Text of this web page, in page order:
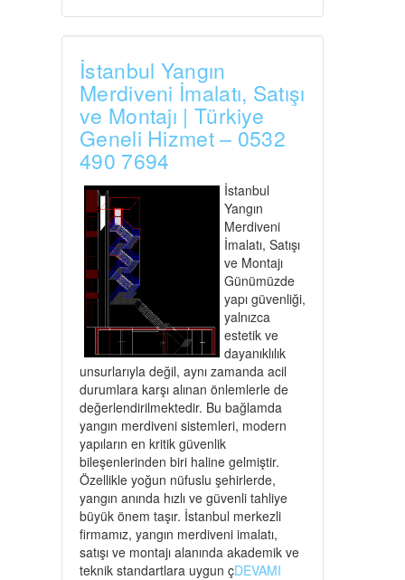
İstanbul Yangın
Merdiveni İmalatı, Satışı
ve Montajı | Türkiye
Geneli Hizmet – 0532
490 7694
İstanbul
Yangın
Merdiveni
İmalatı, Satışı
ve Montajı
Günümüzde
yapı güvenliği,
yalnızca
estetik ve
dayanıklılık
unsurlarıyla değil, aynı zamanda acil
durumlara karşı alınan önlemlerle de
değerlendirilmektedir. Bu bağlamda
yangın merdiveni sistemleri, modern
yapıların en kritik güvenlik
bileşenlerinden biri haline gelmiştir.
Özellikle yoğun nüfuslu şehirlerde,
yangın anında hızlı ve güvenli tahliye
büyük önem taşır. İstanbul merkezli
firmamız, yangın merdiveni imalatı,
satışı ve montajı alanında akademik ve
teknik standartlara uygun çDEVAMI